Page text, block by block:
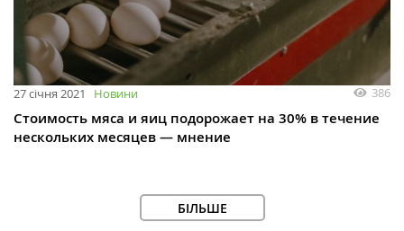
27 січня 2021 Новини 386
Стоимость мяса и яиц подорожает на 30% в течение
нескольких месяцев — мнение
БІЛЬШЕ